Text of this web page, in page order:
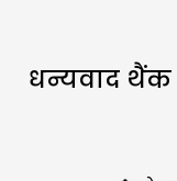
धन्यवाद